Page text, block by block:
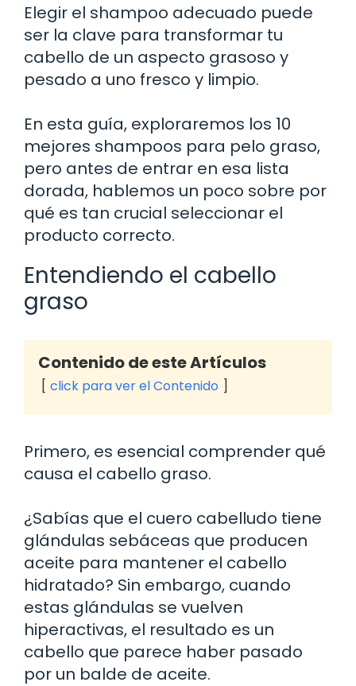
Elegir el shampoo adecuado puede
ser la clave para transformar tu
cabello de un aspecto grasoso y
pesado a uno fresco y limpio.
En esta guía, exploraremos los 10
mejores shampoos para pelo graso,
pero antes de entrar en esa lista
dorada, hablemos un poco sobre por
qué es tan crucial seleccionar el
producto correcto.
Entendiendo el cabello
graso
Contenido de este Artículos
click para ver el Contenido
Primero, es esencial comprender qué
causa el cabello graso.
¿Sabías que el cuero cabelludo tiene
glándulas sebáceas que producen
aceite para mantener el cabello
hidratado? Sin embargo, cuando
estas glándulas se vuelven
hiperactivas, el resultado es un
cabello que parece haber pasado
por un balde de aceite.